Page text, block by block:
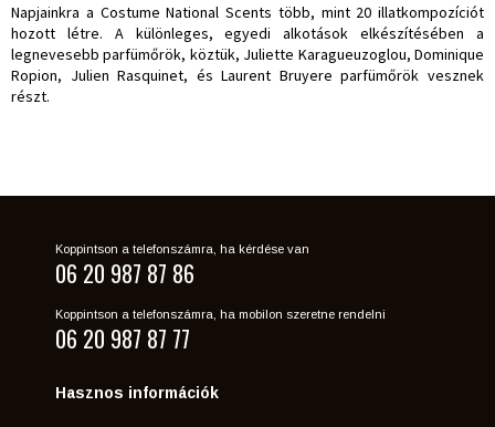
Napjainkra a Costume National Scents több, mint 20 illatkompozíciót
hozott létre. A különleges, egyedi alkotások elkészítésében a
legnevesebb parfümőrök, köztük, Juliette Karagueuzoglou, Dominique
Ropion, Julien Rasquinet, és Laurent Bruyere parfümőrök vesznek
részt.
Koppintson a telefonszámra, ha kérdése van
06 20 987 87 86
Koppintson a telefonszámra, ha mobilon szeretne rendelni
06 20 987 87 77
Hasznos információk